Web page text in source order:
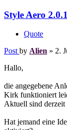
Style Aero
Quote
Post by Alien » 2.
Hallo,
die angegebene
Kirk funktioniert
Aktuell sind
Hat jemand eine